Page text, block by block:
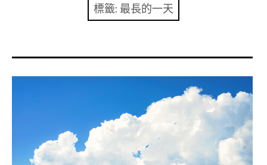
child
menu
child
menu
秘魯旅遊 child
child
menu
child
menu
child
menu
child
menu
child
menu
child
menu
child
menu
child
menu
店家邀約 child
menu
標籤: 最長的一天